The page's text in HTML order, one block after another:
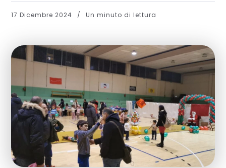
17 Dicembre 2024 Un minuto di lettura